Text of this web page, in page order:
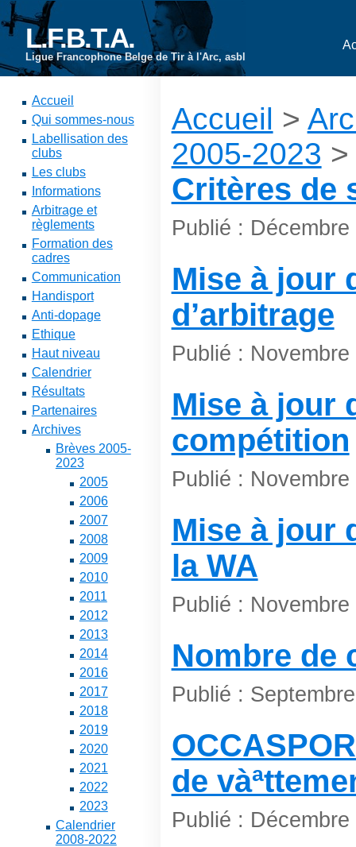
L.F.B.T.A.
Ligue Francophone Belge de Tir à l'Arc, asbl
Accueil
Qui sommes-nous
Labellisation des
clubs
Les clubs
Informations
Arbitrage et
règlements
Formation des
cadres
Communication
Handisport
Anti-dopage
Ethique
Haut niveau
Calendrier
Résultats
Partenaires
Archives
Brèves 2005-
2023
2005
2006
2007
2008
2009
2010
2011
2012
2013
2014
2016
2017
2018
2019
2020
2021
2022
2023
Calendrier
2008-2022
Accueil >
2005-2023
Critères de
Publié : Décembre
Mise à jour
d’arbitrage
Publié : Novembre
Mise à jour
compétition
Publié : Novembre
Mise à jour
la WA
Publié : Novembre
Nombre de
Publié :
de
Publié : Décembre